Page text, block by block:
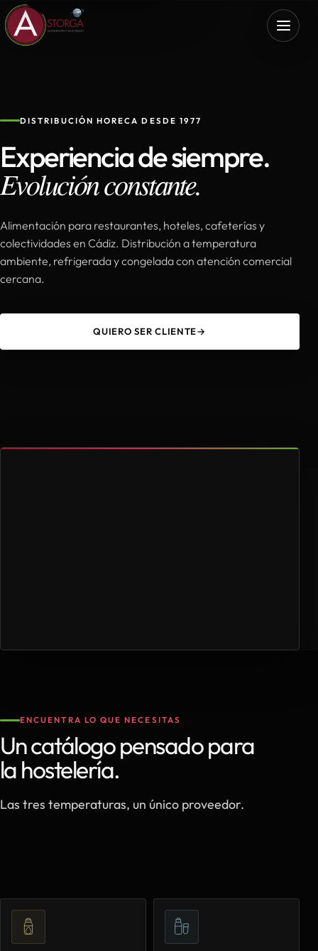
DISTRIBUCIÓN HORECA DESDE 1977
Experiencia de siempre.
Evolución constante.
Alimentación para restaurantes, hoteles, cafeterías y
colectividades en Cádiz. Distribución a temperatura
ambiente, refrigerada y congelada con atención comercial
cercana.
QUIERO SER CLIENTE→
ENCUENTRA LO QUE NECESITAS
Un catálogo pensado para
la hostelería.
Las tres temperaturas, un único proveedor.